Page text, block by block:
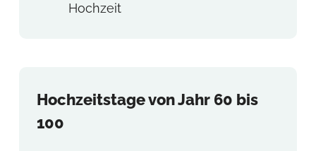
Hochzeit
Hochzeitstage von Jahr 60 bis
100